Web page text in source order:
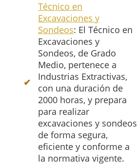
Técnico en
Excavaciones y
Sondeos: El Técnico en
Excavaciones y
Sondeos, de Grado
Medio, pertenece a
Industrias Extractivas,
con una duración de
2000 horas, y prepara
para realizar
excavaciones y sondeos
de forma segura,
eficiente y conforme a
la normativa vigente.